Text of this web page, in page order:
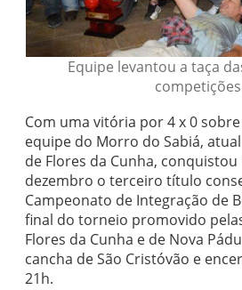
Equipe levantou a taça
Com uma vitória por 4 x 0
equipe do Morro do Sabiá,
de Flores da Cunha,
dezembro o terceiro título
Campeonato de Integração de
final do torneio promovido
Flores da Cunha e de Nova
cancha de São Cristóvão e
21h.